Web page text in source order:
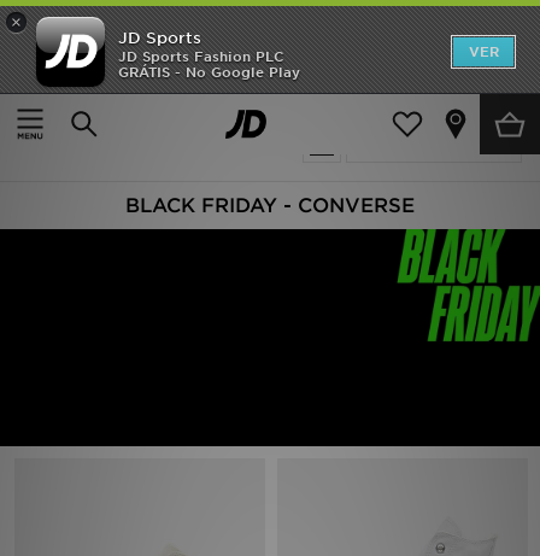
×
JD Sports
JD Sports Fashion PLC
GRÁTIS - No Google Play
VER
Página principal
Oferta | Converse Black Friday PT
Actualizar a pesquisa
6 produtos encontrados
BLACK FRIDAY - CONVERSE
INÍCIO
Promoções